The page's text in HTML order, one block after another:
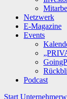
Netzwerk
E-Magazine
Events
Podcast
Start